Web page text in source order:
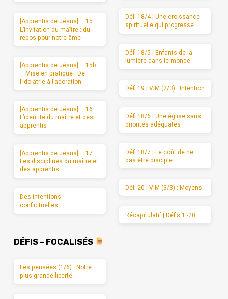
[Apprentis de Jésus] – 15 –
L’invitation du maître : du
repos pour notre âme
[Apprentis de Jésus] – 15b
– Mise en pratique : De
l’idolâtrie à l’adoration
[Apprentis de Jésus] – 16 –
L’identité du maître et des
apprentis
[Apprentis de Jésus] – 17 –
Les disciplines du maître et
des apprentis
Des intentions
conflictuelles
Défi 18/4 | Une croissance
spirituelle qui progresse
Défi 18/5 | Enfants de la
lumière dans le monde
Défi 19 | VIM (2/3) : Intention
Défi 18/6 | Une église sans
priorités adéquates
Défi 18/7 | Le coût de ne
pas être disciple
Défi 20 | VIM (3/3) : Moyens
Récapitulatif | Défis 1 -20
DÉFIS – FOCALISÉS
Les pensées (1/6) : Notre
plus grande liberté